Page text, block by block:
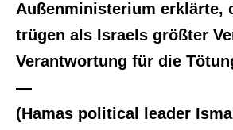
Außenministerium erklärte,
trügen als Israels größter
Verantwortung für die
—
(Hamas political leader